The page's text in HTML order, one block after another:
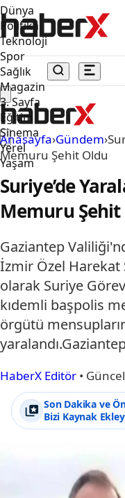
Dünya
Politika
Teknoloji
Spor
Sağlık
Magazin
3. Sayfa
Eğitim
Sinema
Yerel
Yaşam
Anasayfa›Gündem›
Memuru Şehit Oldu
Suriye’de
Memuru Şehit
Gaziantep
İzmir Özel
olarak Suriye
kıdemli başpolis
örgütü
HaberX Editör •
Son Dakika ve
Bizi Kaynak